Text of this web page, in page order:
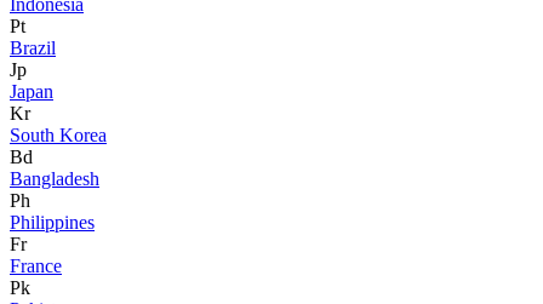
Indonesia
Pt
Brazil
Jp
Japan
Kr
South Korea
Bd
Bangladesh
Ph
Philippines
Fr
France
Pk